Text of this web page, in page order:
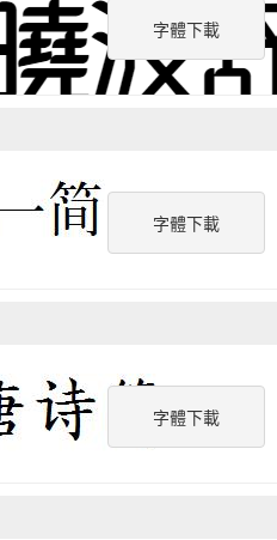
字體下載
字體下載
字體下載